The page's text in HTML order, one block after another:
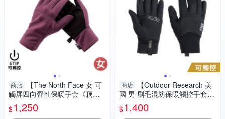
商店
【The North Face 女 可
觸屏四向彈性保暖手套《藕
紫》】4SHB/登山/機車/防滑手
套/保暖
$1,250
商店
【Outdoor Research 美
國 男 刷毛混紡保暖觸控手套
《黑》】300558/保暖手套/機
車手套/防滑手套
$1,400